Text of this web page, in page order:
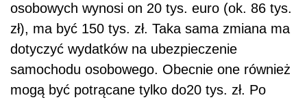
osobowych wynosi on 20 tys. euro (ok. 86 tys.
zł), ma być 150 tys. zł. Taka sama zmiana ma
dotyczyć wydatków na ubezpieczenie
samochodu osobowego. Obecnie one również
mogą być potrącane tylko do20 tys. zł. Po